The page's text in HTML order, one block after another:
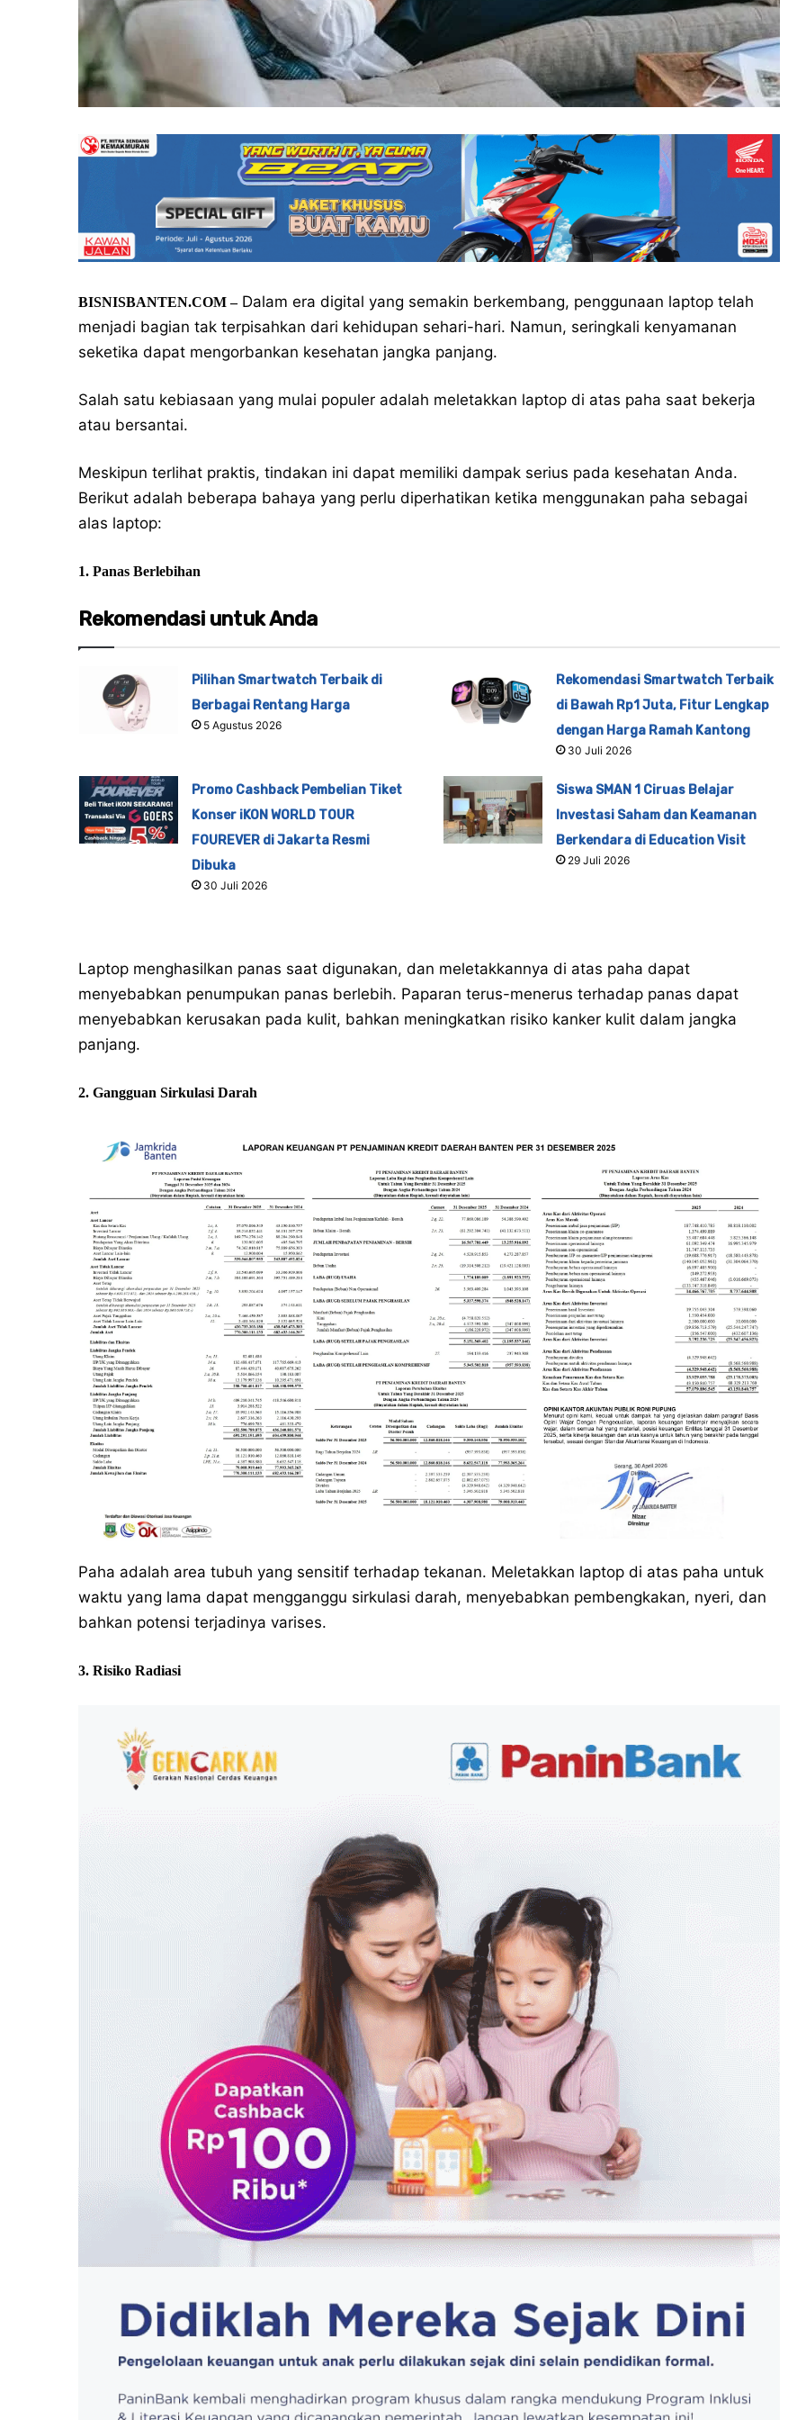
BISNISBANTEN.COM –Dalam era digital yang semakin berkembang, penggunaan laptop telah
menjadi bagian tak terpisahkan dari kehidupan sehari-hari. Namun, seringkali kenyamanan
seketika dapat mengorbankan kesehatan jangka panjang.
Salah satu kebiasaan yang mulai populer adalah meletakkan laptop di atas paha saat bekerja
atau bersantai.
Meskipun terlihat praktis, tindakan ini dapat memiliki dampak serius pada kesehatan Anda.
Berikut adalah beberapa bahaya yang perlu diperhatikan ketika menggunakan paha sebagai
alas laptop:
1. Panas Berlebihan
Rekomendasi untuk Anda
Pilihan Smartwatch Terbaik di
Berbagai Rentang Harga
5 Agustus 2026
Rekomendasi Smartwatch Terbaik
di Bawah Rp1 Juta, Fitur Lengkap
dengan Harga Ramah Kantong
30 Juli 2026
Promo Cashback Pembelian Tiket
Konser iKON WORLD TOUR
FOUREVER di Jakarta Resmi
Dibuka
30 Juli 2026
Siswa SMAN 1 Ciruas Belajar
Investasi Saham dan Keamanan
Berkendara di Education Visit
29 Juli 2026
Laptop menghasilkan panas saat digunakan, dan meletakkannya di atas paha dapat
menyebabkan penumpukan panas berlebih. Paparan terus-menerus terhadap panas dapat
menyebabkan kerusakan pada kulit, bahkan meningkatkan risiko kanker kulit dalam jangka
panjang.
2. Gangguan Sirkulasi Darah
Paha adalah area tubuh yang sensitif terhadap tekanan. Meletakkan laptop di atas paha untuk
waktu yang lama dapat mengganggu sirkulasi darah, menyebabkan pembengkakan, nyeri, dan
bahkan potensi terjadinya varises.
3. Risiko Radiasi